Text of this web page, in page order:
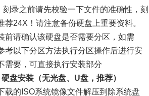
刻录之前请先校验一下文件的准确性，刻
荐24X！请注意备份硬盘上重要资料。
请确认该硬盘是否需要分区，如需
考以下分区方法执行分区操作后进行安
需要，可直接执行安装部分
安装（无光盘、U盘，推荐）
的ISO系统镜像文件解压到除系统盘